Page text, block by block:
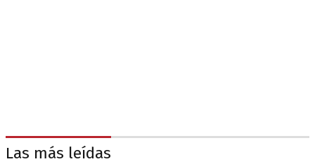
Las más leídas